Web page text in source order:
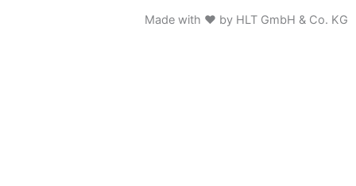
Made with ♥ by HLT GmbH & Co. KG